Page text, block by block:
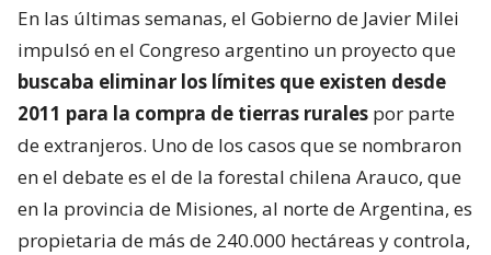
En las últimas semanas, el Gobierno de Javier Milei
impulsó en el Congreso argentino un proyecto que
buscaba eliminar los límites que existen desde
2011 para la compra de tierras rurales por parte
de extranjeros. Uno de los casos que se nombraron
en el debate es el de la forestal chilena Arauco, que
en la provincia de Misiones, al norte de Argentina, es
propietaria de más de 240.000 hectáreas y controla,